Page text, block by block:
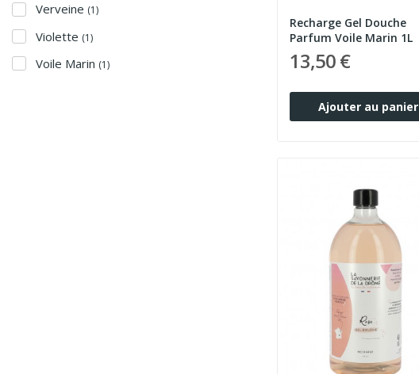
Verveine (1)
Violette (1)
Voile Marin (1)
Recharge Gel Douche
Parfum Voile Marin 1L
13,50 €
Ajouter au panier